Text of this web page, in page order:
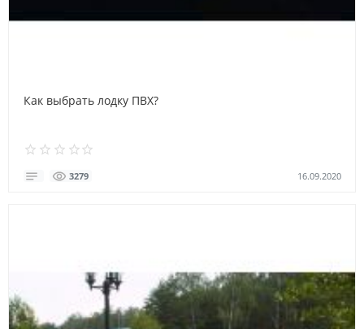
Как выбрать лодку ПВХ?
3279 16.09.2020